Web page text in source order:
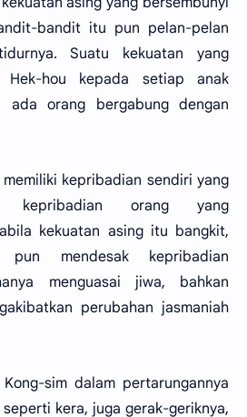
bandit itu pun pelan-pelan
Suatu kekuatan yang
hou kepada setiap anak
ada orang bergabung dengan
kepribadian sendiri yang
kepribadian orang yang
kekuatan asing itu bangkit,
pun mendesak kepribadian
menguasai jiwa, bahkan
perubahan jasmaniah
sim dalam pertarungannya
kera, juga gerak-geriknya,